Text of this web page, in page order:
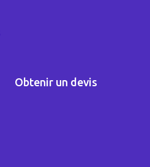
Obtenir un devis